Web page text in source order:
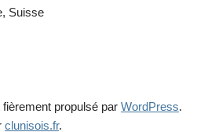
Suisse
fièrement propulsé par WordPress.
clunisois.fr.